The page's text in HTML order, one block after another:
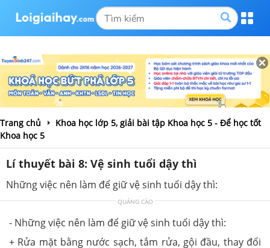
Trang chủ
Khoa học lớp 5, giải bài tập Khoa học 5 - Để học tốt
Khoa học 5
Lí thuyết bài 8: Vệ sinh tuổi dậy thì
Những việc nên làm để giữ vệ sinh tuổi dậy thì:
QUẢNG CÁO
- Những việc nên làm để giữ vệ sinh tuổi dậy thì:
+ Rửa mặt bằng nước sạch, tắm rửa, gội đầu, thay đổi